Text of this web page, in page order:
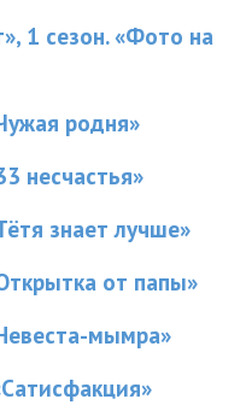
1 сезон. «Фото на
родня»
несчастья»
знает лучше»
от папы»
мымра»